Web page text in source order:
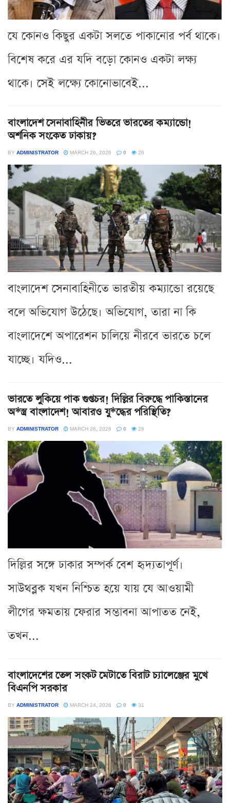
যে কোনও কিছুর একটা সলতে পাকানোর পর্ব থাকে।
বিশেষ করে এর যদি বড়ো কোনও একটা লক্ষ্য
থাকে। সেই লক্ষ্যে কোনোভাবেই...
বাংলাদেশ সেনাবাহিনীর ভিতরে ভারতের কম্যান্ডো!
অশনিক সংকেত ঢাকায়?
BY ADMINISTRATOR MARCH 26, 2026 0 26
বাংলাদেশ সেনাবাহিনীতে ভারতীয় কম্যান্ডো রয়েছে
বলে অভিযোগ উঠেছে। অভিযোগ, তারা না কি
বাংলাদেশে অপারেশন চালিয়ে নীরবে ভারতে চলে
যাচ্ছে। যদিও...
ভারতে লুকিয়ে পাক গুপ্তচর! দিল্লির বিরুদ্ধে পাকিস্তানের
অ*স্ত্র বাংলাদেশ! আবারও যু*দ্ধের পরিস্থিতি?
BY ADMINISTRATOR MARCH 26, 2026 0 26
দিল্লির সঙ্গে ঢাকার সম্পর্ক বেশ হৃদ্যতাপূর্ণ।
সাউথব্লক যখন নিশ্চিত হয়ে যায় যে আওয়ামী
লীগের ক্ষমতায় ফেরার সম্ভাবনা আপাতত নেই,
তখন...
বাংলাদেশের তেল সংকট মেটাতে বিরাট চ্যালেঞ্জের মুখে
বিএনপি সরকার
BY ADMINISTRATOR MARCH 24, 2026 0 31